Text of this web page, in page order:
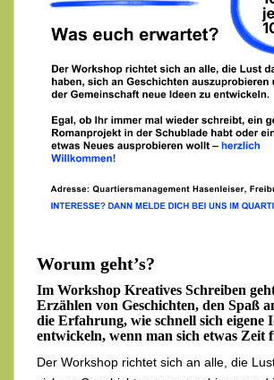
Worum geht’s?
Im Workshop Kreatives Schreiben
Erzählen von Geschichten, den Spaß
die Erfahrung, wie schnell sich eigene
entwickeln, wenn man sich etwas Zeit
Der Workshop richtet sich an alle, die